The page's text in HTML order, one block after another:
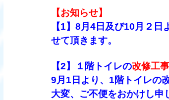
【お知らせ】
【1】8月4日及び10月２日
せて頂きます。
【2】 １階トイレの改修工
9月1 日より、1階トイレの
大変、ご不便をおかけし申